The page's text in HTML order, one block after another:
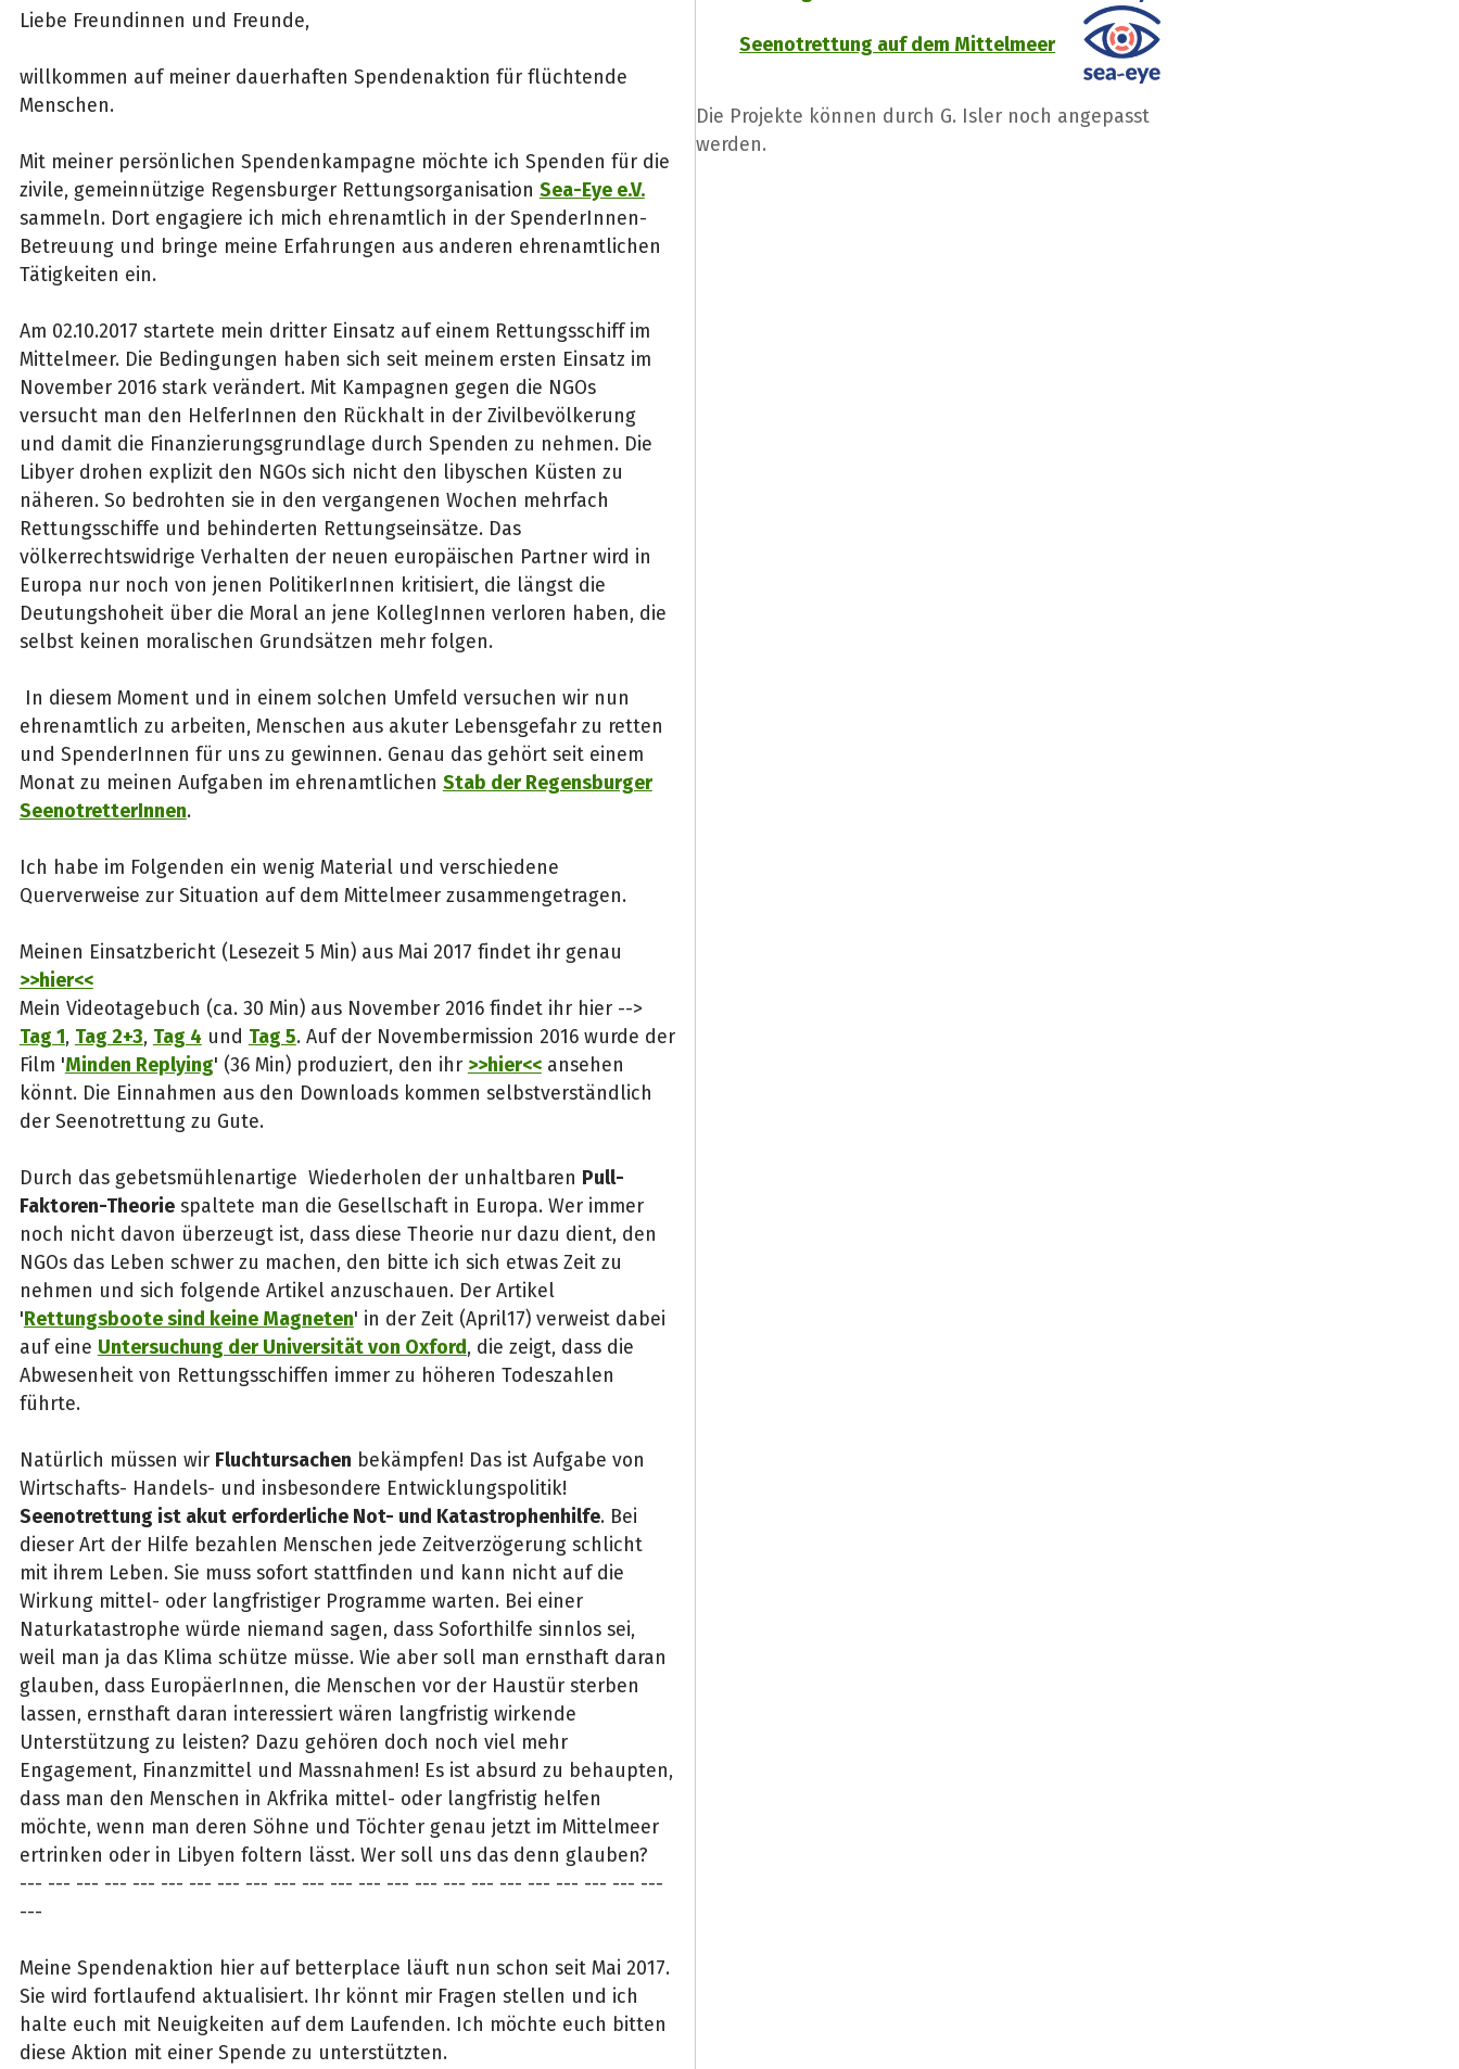
Liebe Freundinnen und Freunde,
willkommen auf meiner dauerhaften Spendenaktion für flüchtende
Menschen.
Mit meiner persönlichen Spendenkampagne möchte ich Spenden für die
zivile, gemeinnützige Regensburger Rettungsorganisation Sea-Eye e.V.
sammeln. Dort engagiere ich mich ehrenamtlich in der SpenderInnen-
Betreuung und bringe meine Erfahrungen aus anderen ehrenamtlichen
Tätigkeiten ein.
Am 02.10.2017 startete mein dritter Einsatz auf einem Rettungsschiff im
Mittelmeer. Die Bedingungen haben sich seit meinem ersten Einsatz im
November 2016 stark verändert. Mit Kampagnen gegen die NGOs
versucht man den HelferInnen den Rückhalt in der Zivilbevölkerung
und damit die Finanzierungsgrundlage durch Spenden zu nehmen. Die
Libyer drohen explizit den NGOs sich nicht den libyschen Küsten zu
näheren. So bedrohten sie in den vergangenen Wochen mehrfach
Rettungsschiffe und behinderten Rettungseinsätze. Das
völkerrechtswidrige Verhalten der neuen europäischen Partner wird in
Europa nur noch von jenen PolitikerInnen kritisiert, die längst die
Deutungshoheit über die Moral an jene KollegInnen verloren haben, die
selbst keinen moralischen Grundsätzen mehr folgen.
In diesem Moment und in einem solchen Umfeld versuchen wir nun
ehrenamtlich zu arbeiten, Menschen aus akuter Lebensgefahr zu retten
und SpenderInnen für uns zu gewinnen. Genau das gehört seit einem
Monat zu meinen Aufgaben im ehrenamtlichen Stab der Regensburger
SeenotretterInnen.
Ich habe im Folgenden ein wenig Material und verschiedene
Querverweise zur Situation auf dem Mittelmeer zusammengetragen.
Meinen Einsatzbericht (Lesezeit 5 Min) aus Mai 2017 findet ihr genau
>>hier<<
Mein Videotagebuch (ca. 30 Min) aus November 2016 findet ihr hier -->
Tag 1, Tag 2+3, Tag 4 und Tag 5. Auf der Novembermission 2016 wurde der
Film 'Minden Replying' (36 Min) produziert, den ihr >>hier<<ansehen
könnt. Die Einnahmen aus den Downloads kommen selbstverständlich
der Seenotrettung zu Gute.
Durch das gebetsmühlenartige Wiederholen der unhaltbaren Pull-
Faktoren-Theoriespaltete man die Gesellschaft in Europa. Wer immer
noch nicht davon überzeugt ist, dass diese Theorie nur dazu dient, den
NGOs das Leben schwer zu machen, den bitte ich sich etwas Zeit zu
nehmen und sich folgende Artikel anzuschauen. Der Artikel
'Rettungsboote sind keine Magneten' in der Zeit (April17) verweist dabei
auf eine Untersuchung der Universität von Oxford, die zeigt, dass die
Abwesenheit von Rettungsschiffen immer zu höheren Todeszahlen
führte.
Natürlich müssen wir Fluchtursachen bekämpfen! Das ist Aufgabe von
Wirtschafts- Handels- und insbesondere Entwicklungspolitik!
Seenotrettung ist akut erforderliche Not- und Katastrophenhilfe. Bei
dieser Art der Hilfe bezahlen Menschen jede Zeitverzögerung schlicht
mit ihrem Leben. Sie muss sofort stattfinden und kann nicht auf die
Wirkung mittel- oder langfristiger Programme warten. Bei einer
Naturkatastrophe würde niemand sagen, dass Soforthilfe sinnlos sei,
weil man ja das Klima schütze müsse. Wie aber soll man ernsthaft daran
glauben, dass EuropäerInnen, die Menschen vor der Haustür sterben
lassen, ernsthaft daran interessiert wären langfristig wirkende
Unterstützung zu leisten? Dazu gehören doch noch viel mehr
Engagement, Finanzmittel und Massnahmen! Es ist absurd zu behaupten,
dass man den Menschen in Akfrika mittel- oder langfristig helfen
möchte, wenn man deren Söhne und Töchter genau jetzt im Mittelmeer
ertrinken oder in Libyen foltern lässt. Wer soll uns das denn glauben?
--- --- --- --- --- --- --- --- --- --- --- --- --- --- --- --- --- --- --- --- --- --- ---
---
Meine Spendenaktion hier auf betterplace läuft nun schon seit Mai 2017.
Sie wird fortlaufend aktualisiert. Ihr könnt mir Fragen stellen und ich
halte euch mit Neuigkeiten auf dem Laufenden. Ich möchte euch bitten
diese Aktion mit einer Spende zu unterstützten.
Seenotrettung auf dem Mittelmeer
Die Projekte können durch G. Isler noch angepasst
werden.